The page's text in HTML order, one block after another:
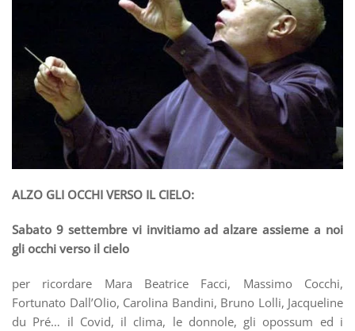
ALZO GLI OCCHI VERSO IL CIELO:
Sabato 9 settembre vi invitiamo ad alzare assieme a noi
gli occhi verso il cielo
per ricordare Mara Beatrice Facci, Massimo Cocchi,
Fortunato Dall’Olio, Carolina Bandini, Bruno Lolli, Jacqueline
du Pré… il Covid, il clima, le donnole, gli opossum ed i